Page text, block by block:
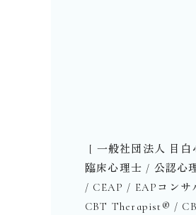
[ 一般社団法人 目
臨床心理士 / 公認心
/ CEAP / EAPコンサ
CBT Therapist®︎ /